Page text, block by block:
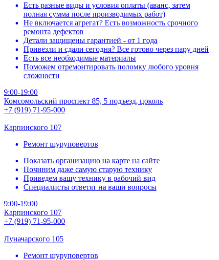
Есть разные виды и условия оплаты (аванс, затем
полная сумма после производимых работ)
Не включается агрегат? Есть возможность срочного
ремонта дефектов
Детали защищены гарантией - от 1 года
Привезли и сдали сегодня? Все готово через пару дней
Есть все необходимые материалы
Поможем отремонтировать поломку любого уровня
сложности
9:00-19:00
Комсомольский проспект 85, 5 подъезд, цоколь
+7 (919) 71-95-000
Карпинского 107
Ремонт шуруповертов
Показать организацию на карте на сайте
Починим даже самую старую технику
Приведем вашу технику в рабочий вид
Специалисты ответят на ваши вопросы
9:00-19:00
Карпинского 107
+7 (919) 71-95-000
Луначарского 105
Ремонт шуруповертов